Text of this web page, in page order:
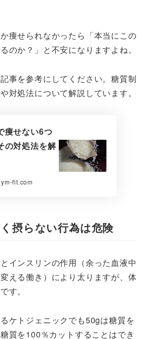
痩せられなかったら「本当にこの
のか？」と不安になりますよね。
事を参考にしてください。糖質制
対処法について解説しています。
痩せない6つ
の対処法を解
fit.com
摂らない行為は危険
インスリンの作用（余った血液中
える働き）により太りますが、体
す。
ケトジェニックでも50gは糖質を
質を100％カットすることはでき